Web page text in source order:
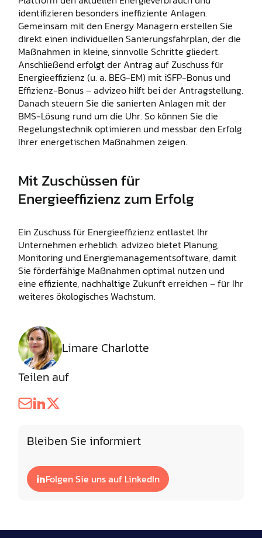
identifizieren besonders ineffiziente Anlagen.
Gemeinsam mit den Energy Managern erstellen Sie
direkt einen individuellen Sanierungsfahrplan, der die
Maßnahmen in kleine, sinnvolle Schritte gliedert.
Anschließend erfolgt der Antrag auf Zuschuss für
Energieeffizienz (u. a. BEG-EM) mit iSFP-Bonus und
Effizienz-Bonus – advizeo hilft bei der Antragstellung.
Danach steuern Sie die sanierten Anlagen mit der
BMS-Lösung rund um die Uhr. So können Sie die
Regelungstechnik optimieren und messbar den Erfolg
Ihrer energetischen Maßnahmen zeigen.
Mit Zuschüssen für
Energieeffizienz zum Erfolg
Ein Zuschuss für Energieeffizienz entlastet Ihr
Unternehmen erheblich. advizeo bietet Planung,
Monitoring und Energiemanagementsoftware, damit
Sie förderfähige Maßnahmen optimal nutzen und
eine effiziente, nachhaltige Zukunft erreichen – für Ihr
weiteres ökologisches Wachstum.
Limare Charlotte
Teilen auf
Bleiben Sie informiert
Folgen Sie uns auf LinkedIn